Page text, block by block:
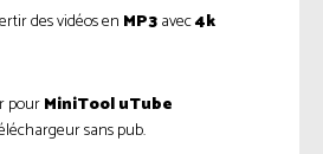
des vidéos en MP3avec4k
pourMiniTool uTube
sans pub.